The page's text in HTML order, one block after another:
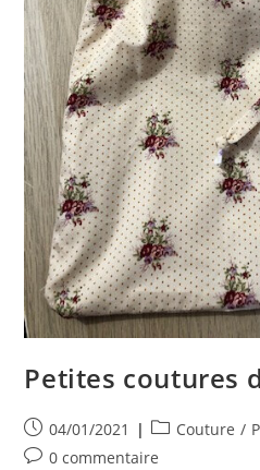
Petites coutures
Publication
publiée :
04/01/2021
Post
category:
Couture /
Commentaires
0 commentaire